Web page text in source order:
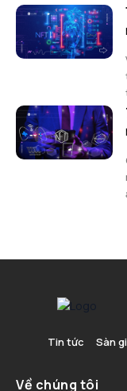
Tin tức Sàn
Về chúng tôi